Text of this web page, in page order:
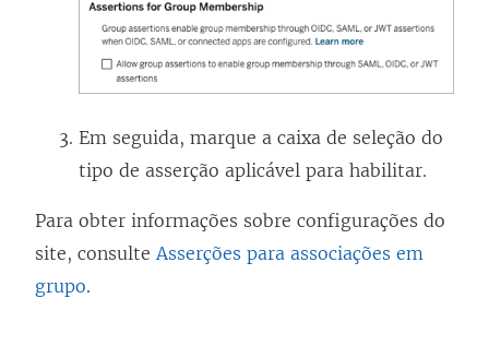
Em seguida, marque a caixa de seleção do
tipo de asserção aplicável para habilitar.
Para obter informações sobre configurações do
site, consulte Asserções para associações em
grupo.